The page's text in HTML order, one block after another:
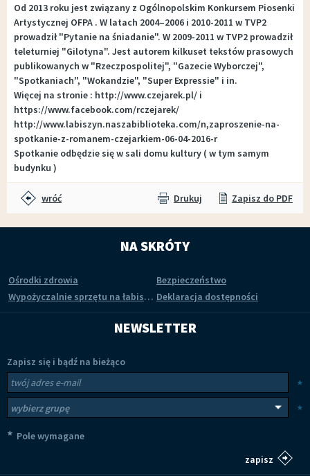
Od 2013 roku jest związany z Ogólnopolskim Konkursem Piosenki
Artystycznej OFPA . W latach 2004–2006 i 2010-2011 w TVP2
prowadził "Pytanie na śniadanie". W 2009-2011 w TVP2 prowadził
teleturniej "Gilotyna". Jest autorem kilkuset tekstów prasowych
publikowanych w "Rzeczpospolitej", "Gazecie Wyborczej",
"Spotkaniach", "Wokandzie", "Super Expressie" i in.
Więcej na stronie : http://www.czejarek.pl/ i
https://www.facebook.com/rczejarek/
http://www.labiszyn.naszabiblioteka.com/n,zaproszenie-na-
spotkanie-z-romanem-czejarkiem-06-04-2016-r
Spotkanie odbędzie się w sali domu kultury ( w tym samym
budynku )
wróć Drukuj Zapisz do PDF
NA SKRÓTY
Ośrodki zdrowia
Bezpieczeństwo
Wypożyczalnie sprzętu na łabiszyńskiej wyspie Deklaracja dostępności
NEWSLETTER
Zapisz się i bądź na bieżąco
Newsletter
*
*
* Pole wymagane